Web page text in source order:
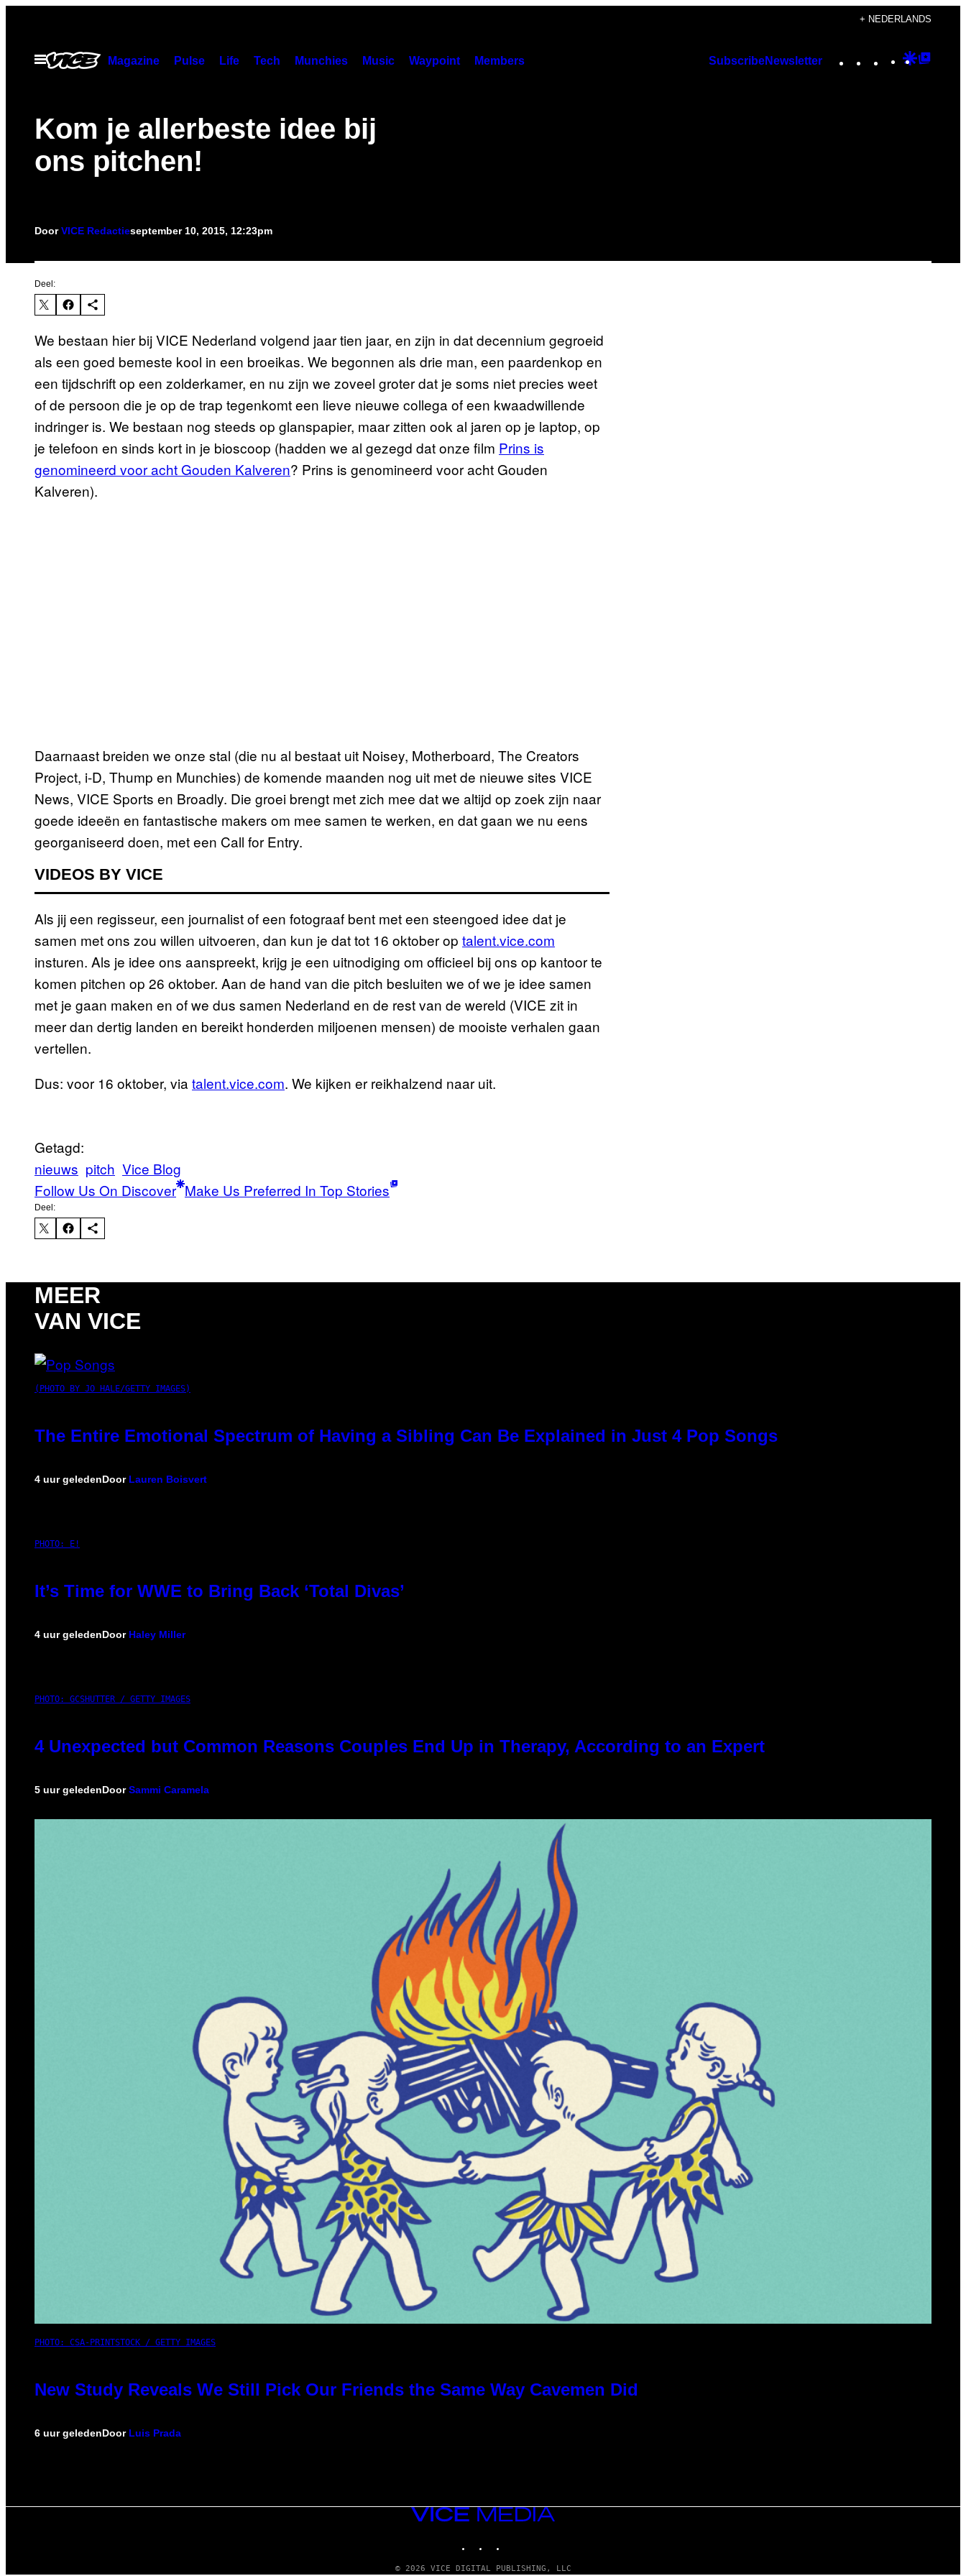
+ NEDERLANDS
Open
menu
Magazine Pulse Life Tech Munchies Music Waypoint Members SubscribeNewsletter Instagram
TikTok
YouTube
Google
Kom je allerbeste idee bij
ons pitchen!
DoorVICE Redactieseptember 10, 2015, 12:23pm
Deel:
We bestaan hier bij VICE Nederland volgend jaar tien jaar, en zijn in dat decennium gegroeid
als een goed bemeste kool in een broeikas. We begonnen als drie man, een paardenkop en
een tijdschrift op een zolderkamer, en nu zijn we zoveel groter dat je soms niet precies weet
of de persoon die je op de trap tegenkomt een lieve nieuwe collega of een kwaadwillende
indringer is. We bestaan nog steeds op glanspapier, maar zitten ook al jaren op je laptop, op
je telefoon en sinds kort in je bioscoop (hadden we al gezegd dat onze film Prins is
genomineerd voor acht Gouden Kalveren? Prins is genomineerd voor acht Gouden
Kalveren).
Daarnaast breiden we onze stal (die nu al bestaat uit Noisey, Motherboard, The Creators
Project, i-D, Thump en Munchies) de komende maanden nog uit met de nieuwe sites VICE
News, VICE Sports en Broadly. Die groei brengt met zich mee dat we altijd op zoek zijn naar
goede ideeën en fantastische makers om mee samen te werken, en dat gaan we nu eens
georganiseerd doen, met een Call for Entry.
VIDEOS BY VICE
Als jij een regisseur, een journalist of een fotograaf bent met een steengoed idee dat je
samen met ons zou willen uitvoeren, dan kun je dat tot 16 oktober op talent.vice.com
insturen. Als je idee ons aanspreekt, krijg je een uitnodiging om officieel bij ons op kantoor te
komen pitchen op 26 oktober. Aan de hand van die pitch besluiten we of we je idee samen
met je gaan maken en of we dus samen Nederland en de rest van de wereld (VICE zit in
meer dan dertig landen en bereikt honderden miljoenen mensen) de mooiste verhalen gaan
vertellen.
Dus: voor 16 oktober, via talent.vice.com. We kijken er reikhalzend naar uit.
Getagd:
nieuws pitch Vice Blog
Follow Us On Discover Make Us Preferred In Top Stories
Deel:
MEER
VAN VICE
(PHOTO BY JO HALE/GETTY IMAGES)
The Entire Emotional Spectrum of Having a Sibling Can Be Explained in Just 4 Pop Songs
4 uur geledenDoor Lauren Boisvert
PHOTO: E!
It’s Time for WWE to Bring Back ‘Total Divas’
4 uur geledenDoor Haley Miller
PHOTO: GCSHUTTER / GETTY IMAGES
4 Unexpected but Common Reasons Couples End Up in Therapy, According to an Expert
5 uur geledenDoorSammi Caramela
PHOTO: CSA-PRINTSTOCK / GETTY IMAGES
New Study Reveals We Still Pick Our Friends the Same Way Cavemen Did
6 uur geledenDoor Luis Prada
VICE
MEDIA
© 2026 VICE DIGITAL PUBLISHING, LLC